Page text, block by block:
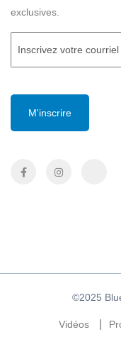
exclusives.
©2025
Vidéos